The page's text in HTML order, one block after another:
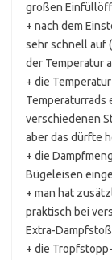
großen
+ nach dem
sehr schnell auf
der Temperatur
+ die
Temperaturrads
verschiedenen
aber das dürfte
+ die
Bügeleisen
+ man hat
praktisch bei
Extra-
+ die